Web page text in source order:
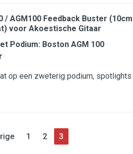
/ AGM100 Feedback Buster (10cm
voor Akoestische Gitaar
Podium: Boston AGM 100
op een zweterig podium, spotlights
1 2 3